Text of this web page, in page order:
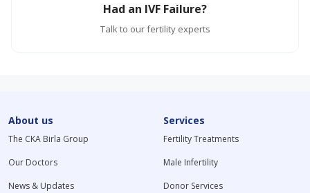
Had an IVF Failure?
Talk to our fertility experts
About us
The CKA Birla Group
Our Doctors
News & Updates
Services
Fertility Treatments
Male Infertility
Donor Services